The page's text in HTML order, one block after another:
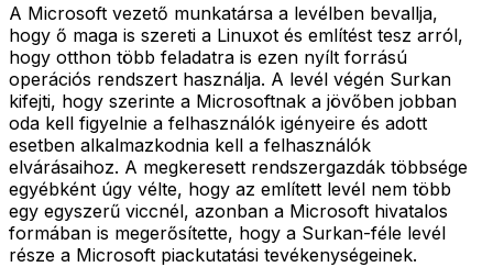
A Microsoft vezető munkatársa a levélben bevallja,
hogy ő maga is szereti a Linuxot és említést tesz arról,
hogy otthon több feladatra is ezen nyílt forrású
operációs rendszert használja. A levél végén Surkan
kifejti, hogy szerinte a Microsoftnak a jövőben jobban
oda kell figyelnie a felhasználók igényeire és adott
esetben alkalmazkodnia kell a felhasználók
elvárásaihoz. A megkeresett rendszergazdák többsége
egyébként úgy vélte, hogy az említett levél nem több
egy egyszerű viccnél, azonban a Microsoft hivatalos
formában is megerősítette, hogy a Surkan-féle levél
része a Microsoft piackutatási tevékenységeinek.